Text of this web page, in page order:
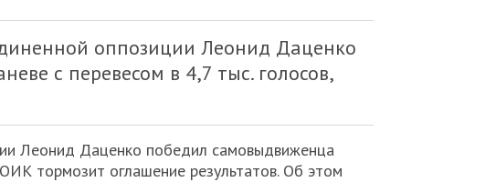
оппозиции Леонид Даценко
с перевесом в 4,7 тыс. голосов,
Леонид Даценко победил самовыдвиженца
тормозит оглашение результатов. Об этом